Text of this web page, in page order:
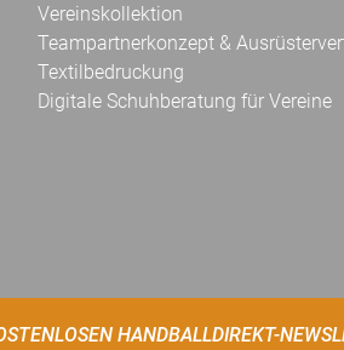
Vereinskollektion
Teampartnerkonzept &
Textilbedruckung
Digitale Schuhberatung für Vereine
HANDBALLDIREKT-